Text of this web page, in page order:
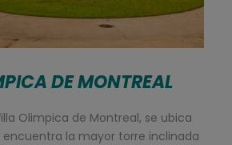
DE MONTREAL
Olimpica de Montreal, se ubica
encuentra la mayor torre inclinada